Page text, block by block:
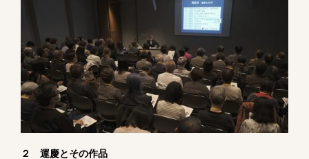
２ 運慶とその作品